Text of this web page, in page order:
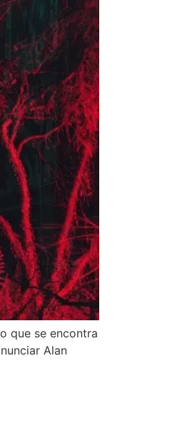
que se encontra
Alan